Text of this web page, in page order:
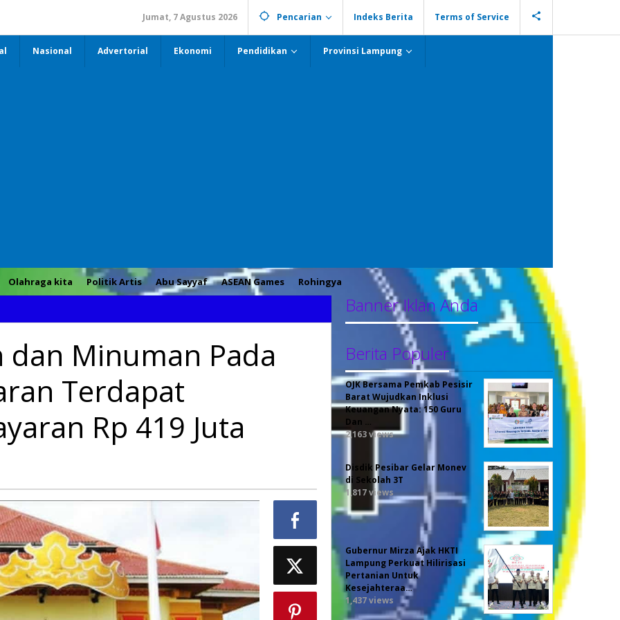
Jumat, 7 Agustus 2026 Pencarian Indeks Berita Terms of Service
Nasional Advertorial Ekonomi Pendidikan Provinsi Lampung
Olahraga kita Politik Artis Abu Sayyaf ASEAN Games Rohingya
dan Minuman Pada
Terdapat
Rp 419 Juta
Banner Iklan Anda
Berita Populer
OJK Bersama Pemkab Pesisir
Barat Wujudkan Inklusi
Keuangan Nyata: 150 Guru
Dan …
2,163 views
Disdik Pesibar Gelar Monev
di Sekolah 3T
1,817 views
Gubernur Mirza Ajak HKTI
Lampung Perkuat Hilirisasi
Pertanian Untuk
Kesejahteraa…
1,437 views